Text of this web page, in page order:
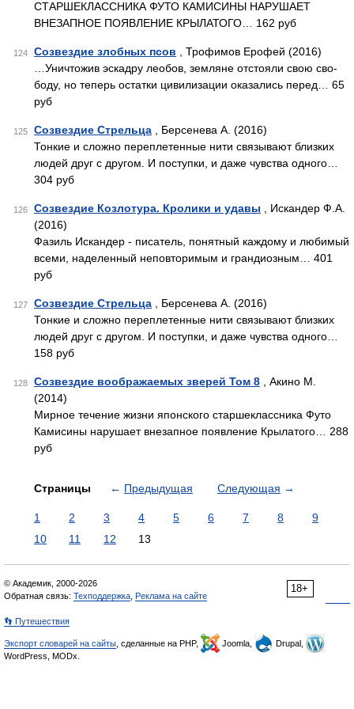
СТАРШЕКЛАССНИКА ФУТО КАМИСИНЫ НАРУШАЕТ
ВНЕЗАПНОЕ ПОЯВЛЕНИЕ КРЫ­ЛАТОГО… 162 руб
124 Созвездие злобных псов , Трофимов Ерофей (2016)
…Уничтожив эскадру леобов, земляне отстояли свою сво-
боду, но теперь остатки цивилизации оказались перед… 65
руб
125 Созвездие Стрельца , Берсенева А. (2016)
Тонкие и сложно переплетенные нити связывают близких
людей друг с другом. И поступки, и даже чувства одного…
304 руб
126 Созвездие Козлотура. Кролики и удавы , Искандер Ф.А.
(2016)
Фазиль Искандер - писатель, понятный каждому и любимый
всеми, наделенный неповторимым и грандиозным… 401
руб
127 Созвездие Стрельца , Берсенева А. (2016)
Тонкие и сложно переплетенные нити связывают близких
людей друг с другом. И поступки, и даже чувства одного…
158 руб
128 Созвездие воображаемых зверей Том 8 , Акино М.
(2014)
Мирное течение жизни японского старшеклассника Футо
Камисины нарушает внезапное появление Крылатого… 288
руб
Страницы ← Предыдущая Следующая →
1 2 3 4 5 6 7 8
9
10
11 12 13
18+
© Академик, 2000-2026
Обратная связь: Техподдержка Реклама на сайте
👣 Путешествия
Экспорт словарей на сайты , сделанные на PHP, Joomla,
Drupal,
WordPress, MODx.